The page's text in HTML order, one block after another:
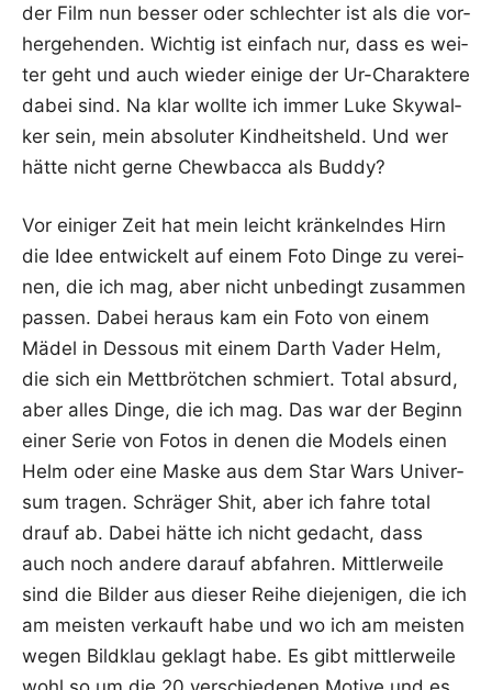
der Film nun bes­ser oder schlech­ter ist als die vor­
her­ge­hen­den. Wich­tig ist ein­fach nur, dass es wei­
ter geht und auch wie­der eini­ge der Ur-Cha­rak­te­re
dabei sind. Na klar woll­te ich immer Luke Sky­wal­
ker sein, mein abso­lu­ter Kind­heits­held. Und wer
hät­te nicht ger­ne Chew­bac­ca als Buddy?
Vor eini­ger Zeit hat mein leicht krän­keln­des Hirn
die Idee ent­wi­ckelt auf einem Foto Din­ge zu ver­ei­
nen, die ich mag, aber nicht unbe­dingt zusam­men
pas­sen. Dabei her­aus kam ein Foto von einem
Mädel in Des­sous mit einem Darth Vader Helm,
die sich ein Mett­bröt­chen schmiert. Total absurd,
aber alles Din­ge, die ich mag. Das war der Beginn
einer Serie von Fotos in denen die Models einen
Helm oder eine Mas­ke aus dem Star Wars Uni­ver­
sum tra­gen. Schrä­ger Shit, aber ich fah­re total
drauf ab. Dabei hät­te ich nicht gedacht, dass
auch noch ande­re dar­auf abfah­ren. Mitt­ler­wei­le
sind die Bil­der aus die­ser Rei­he die­je­ni­gen, die ich
am meis­ten ver­kauft habe und wo ich am meis­ten
wegen Bild­klau geklagt habe. Es gibt mitt­ler­wei­le